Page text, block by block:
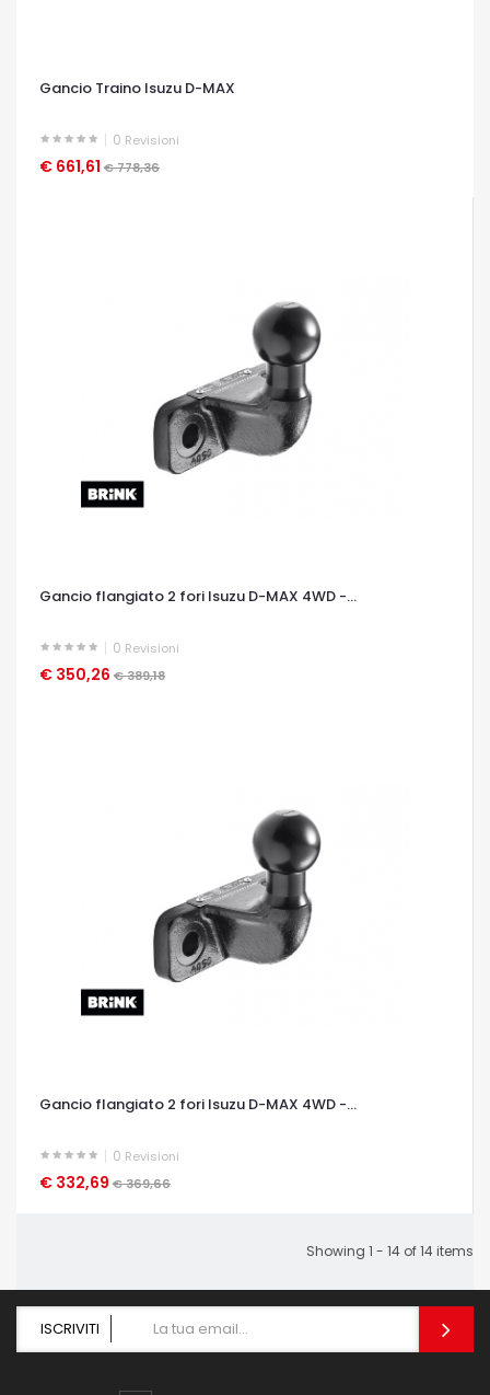
Gancio Traino Isuzu D-MAX
0 Revisioni
€ 661,61 € 778,36
OCCHIATA VELOCE
Gancio flangiato 2 fori Isuzu D-MAX 4WD -...
0 Revisioni
€ 350,26 € 389,18
OCCHIATA VELOCE
Gancio flangiato 2 fori Isuzu D-MAX 4WD -...
0 Revisioni
€ 332,69 € 369,66
OCCHIATA VELOCE
Showing 1 - 14 of 14 items
ISCRIVITI